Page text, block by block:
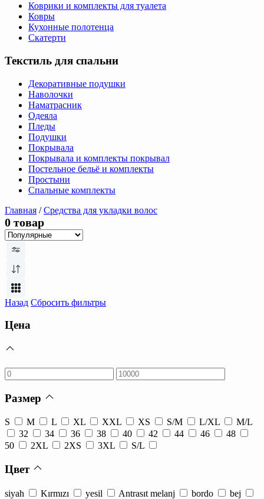
Коврики и комплекты для туалета
Ковры
Кухонные полотенца
Скатерти
Текстиль для спальни
Декоративные подушки
Наволочки
Наматрасник
Одеяла
Пледы
Подушки
Покрывала
Покрывала и комплекты покрывал
Постельное бельё и комплекты
Простыни
Спальные комплекты
Главная / Средства для укладки волос
0 товар
Назад Сбросить фильтры
Цена
Размер
S M L XL XXL XS S/M L/XL
M/L
32
34 36 38 40 42 44 46
48
50
2XL 2XS 3XL S/L
Цвет
siyah Kırmızı yesil Antrasıt melanj bordo
bej